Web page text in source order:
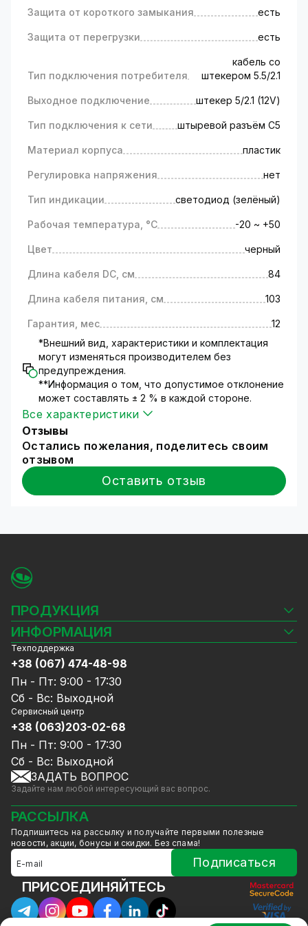
обеспечения питания сетевого оборудования
Защита от короткого замыкания есть
Защита от перегрузки есть
Тип подключения потребителя
кабель со
штекером 5.5/2.1
Выходное подключение штекер 5/2.1 (12V)
Тип подключения к сети штыревой разъём C5
Материал корпуса пластик
Регулировка напряжения нет
Тип индикации светодиод (зелёный)
Рабочая температура, °C -20 ~ +50
Цвет черный
Длина кабеля DC, см 84
Длина кабеля питания, см 103
Гарантия, мес
12
*Внешний вид, характеристики и комплектация
могут изменяться производителем без
предупреждения.
**Информация о том, что допустимое отклонение
может составлять ± 2 % в каждой стороне.
Все характеристики
Отзывы
Остались пожелания, поделитесь своим
отзывом
Оставить отзыв
ПРОДУКЦИЯ
Камеры видеонаблюдения
Видеорегистраторы
Комплекты видеонаблюдения
СКУД
Источники питания
Сетевое оборудование
Ноутбуки и компьютеры
Аксессуары
Акции
Уцененный товар
GreenVision скидки
Мерч от GreenVision
Товары для дома
Товары снятые с производства
ИНФОРМАЦИЯ
Блог
Доставка и оплата
Гарантия и Сервисное обслуживание
Политика конфиденциальности
Договор публичной оферты
Сотрудничество
Услуги
Калькулятор расчёта объёма HDD
Техподдержка
+38 (067) 474-48-98
Пн - Пт: 9:00 - 17:30
Сб - Вс: Выходной
Сервисный центр
+38 (063)203-02-68
Пн - Пт: 9:00 - 17:30
Сб - Вс: Выходной
ЗАДАТЬ ВОПРОС
Задайте нам любой интересующий вас вопрос.
РАССЫЛКА
Подпишитесь на рассылку и получайте первыми полезные
новости, акции, бонусы и скидки. Без спама!
Подписаться
ПРИСОЕДИНЯЙТЕСЬ